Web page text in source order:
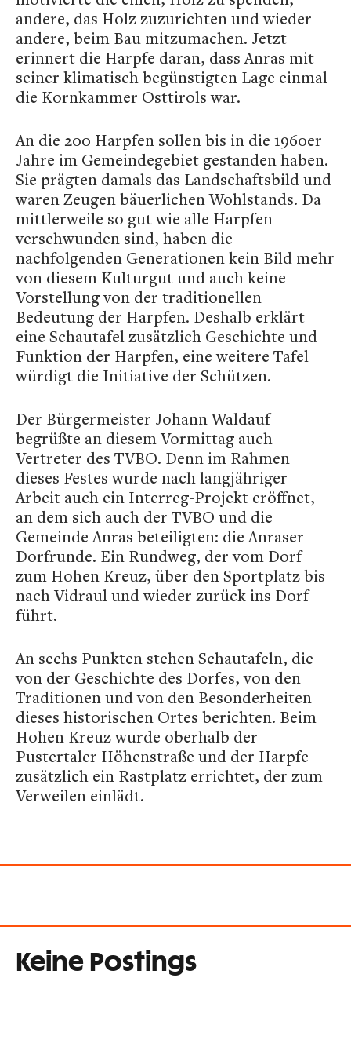
andere, das Holz zuzurichten und wieder
andere, beim Bau mitzumachen. Jetzt
erinnert die Harpfe daran, dass Anras mit
seiner klimatisch begünstigten Lage einmal
die Kornkammer Osttirols war.
An die 200 Harpfen sollen bis in die 1960er
Jahre im Gemeindegebiet gestanden haben.
Sie prägten damals das Landschaftsbild und
waren Zeugen bäuerlichen Wohlstands. Da
mittlerweile so gut wie alle Harpfen
verschwunden sind, haben die
nachfolgenden Generationen kein Bild mehr
von diesem Kulturgut und auch keine
Vorstellung von der traditionellen
Bedeutung der Harpfen. Deshalb erklärt
eine Schautafel zusätzlich Geschichte und
Funktion der Harpfen, eine weitere Tafel
würdigt die Initiative der Schützen.
Der Bürgermeister Johann Waldauf
begrüßte an diesem Vormittag auch
Vertreter des TVBO. Denn im Rahmen
dieses Festes wurde nach langjähriger
Arbeit auch ein Interreg-Projekt eröffnet,
an dem sich auch der TVBO und die
Gemeinde Anras beteiligten: die Anraser
Dorfrunde. Ein Rundweg, der vom Dorf
zum Hohen Kreuz, über den Sportplatz bis
nach Vidraul und wieder zurück ins Dorf
führt.
An sechs Punkten stehen Schautafeln, die
von der Geschichte des Dorfes, von den
Traditionen und von den Besonderheiten
dieses historischen Ortes berichten. Beim
Hohen Kreuz wurde oberhalb der
Pustertaler Höhenstraße und der Harpfe
zusätzlich ein Rastplatz errichtet, der zum
Verweilen einlädt.
Keine Postings